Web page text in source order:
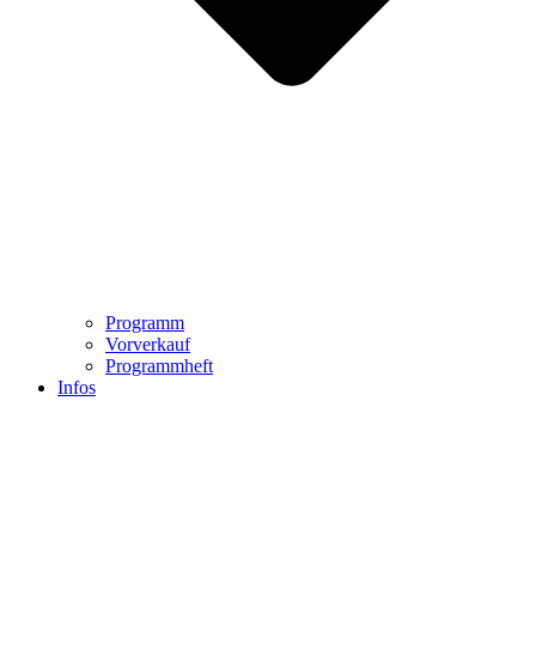
Programm
Vorverkauf
Programmheft
Infos